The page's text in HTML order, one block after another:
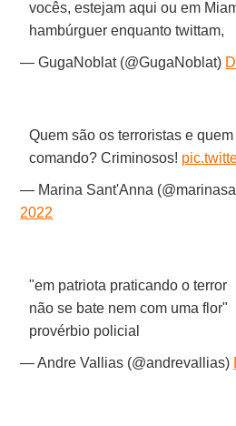
vocês, estejam aqui ou em
hambúrguer enquanto twittam,
— GugaNoblat (@GugaNoblat)
Quem são os terroristas e
comando? Criminosos!
— Marina Sant'Anna
2022
"em patriota praticando o terror
não se bate nem com uma flor"
provérbio policial
— Andre Vallias (@andrevallias)